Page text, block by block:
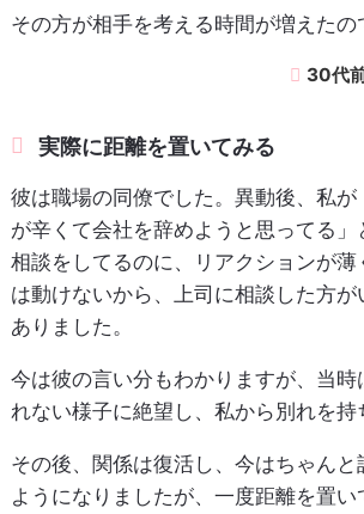
その方が相手を考える時間が増えたの
30代
実際に距離を置いてみる
彼は職場の同僚でした。異動後、私
が辛くて会社を辞めようと思ってる
相談をしてるのに、リアクションが薄
は動けないから、上司に相談した方
ありました。
今は彼の言い分もわかりますが、当時
れない様子に絶望し、私から別れを持
その後、関係は復活し、今はちゃんと
ようになりましたが、一度距離を置